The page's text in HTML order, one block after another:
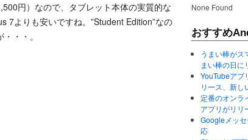
円）なので、タブレット本体の実質的な
7よりも安いですね。”Student Edition”なの
・・。
None Found
おすすめ
うまい棒がス
まい棒の日に
YouTubeアプ
リース、新し
定番のオンラ
アプリがリリ
Googleメッ
応